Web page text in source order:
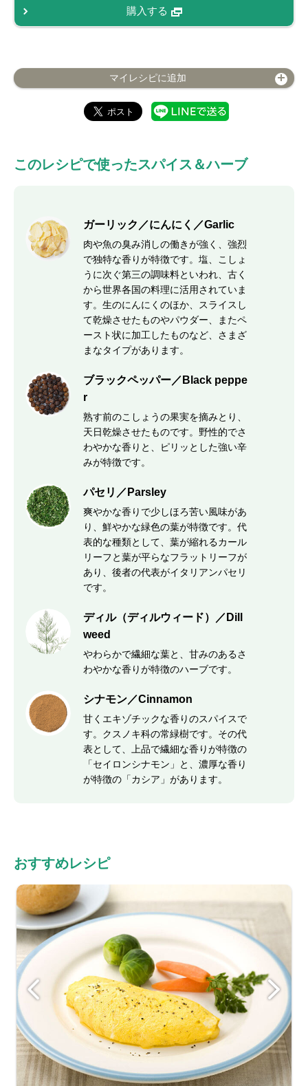
購入する
マイレシピに追加
このレシピで使ったスパイス＆ハーブ
ガーリック／にんにく／Garlic
肉や魚の臭み消しの働きが強く、強烈
で独特な香りが特徴です。塩、こしょ
うに次ぐ第三の調味料といわれ、古く
から世界各国の料理に活用されていま
す。生のにんにくのほか、スライスし
て乾燥させたものやパウダー、またペ
ースト状に加工したものなど、さまざ
まなタイプがあります。
ブラックペッパー／Black peppe
r
熟す前のこしょうの果実を摘みとり、
天日乾燥させたものです。野性的でさ
わやかな香りと、ピリッとした強い辛
みが特徴です。
パセリ／Parsley
爽やかな香りで少しほろ苦い風味があ
り、鮮やかな緑色の葉が特徴です。代
表的な種類として、葉が縮れるカール
リーフと葉が平らなフラットリーフが
あり、後者の代表がイタリアンパセリ
です。
ディル（ディルウィード）／Dill
weed
やわらかで繊細な葉と、甘みのあるさ
わやかな香りが特徴のハーブです。
シナモン／Cinnamon
甘くエキゾチックな香りのスパイスで
す。クスノキ科の常緑樹です。その代
表として、上品で繊細な香りが特徴の
「セイロンシナモン」と、濃厚な香り
が特徴の「カシア」があります。
おすすめレシピ